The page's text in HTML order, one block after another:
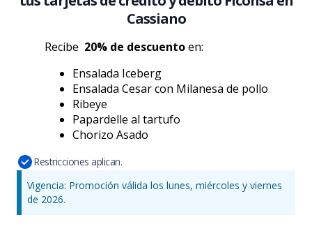
Cassiano
Recibe 20% de descuentoen:
Ensalada Iceberg
Ensalada Cesar con Milanesa de pollo
Ribeye
Papardelle al tartufo
Chorizo Asado
Restricciones aplican.
Vigencia: Promoción válida los lunes, miércoles y viernes
de 2026.